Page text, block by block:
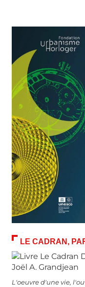
LE CADRAN,
L'oeuvre d'une vie,